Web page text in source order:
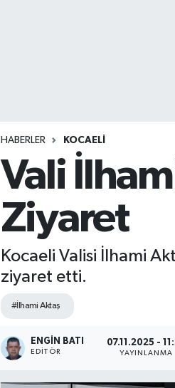
HABERLER KOCAELİ
Vali
Ziyaret
Kocaeli Valisi İlhami
ziyaret etti.
#İlhami Aktaş
ENGIN BATI
EDITÖR
07.11.2025 -
YAYINLANMA